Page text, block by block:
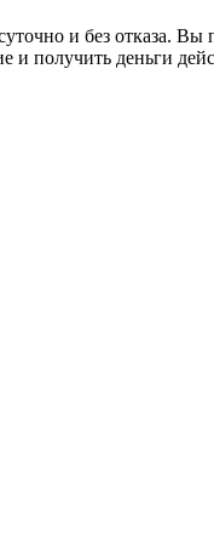
и без отказа.
получить деньги